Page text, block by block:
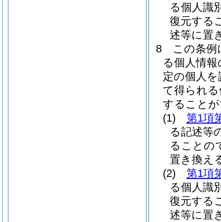
る個人識
復元する
述等に置
8
この条例
る個人情
定の個人
て得られ
すること
(1)
第1項
る記述等
ることの
置き換え
(2)
第1項
る個人識
復元する
述等に置